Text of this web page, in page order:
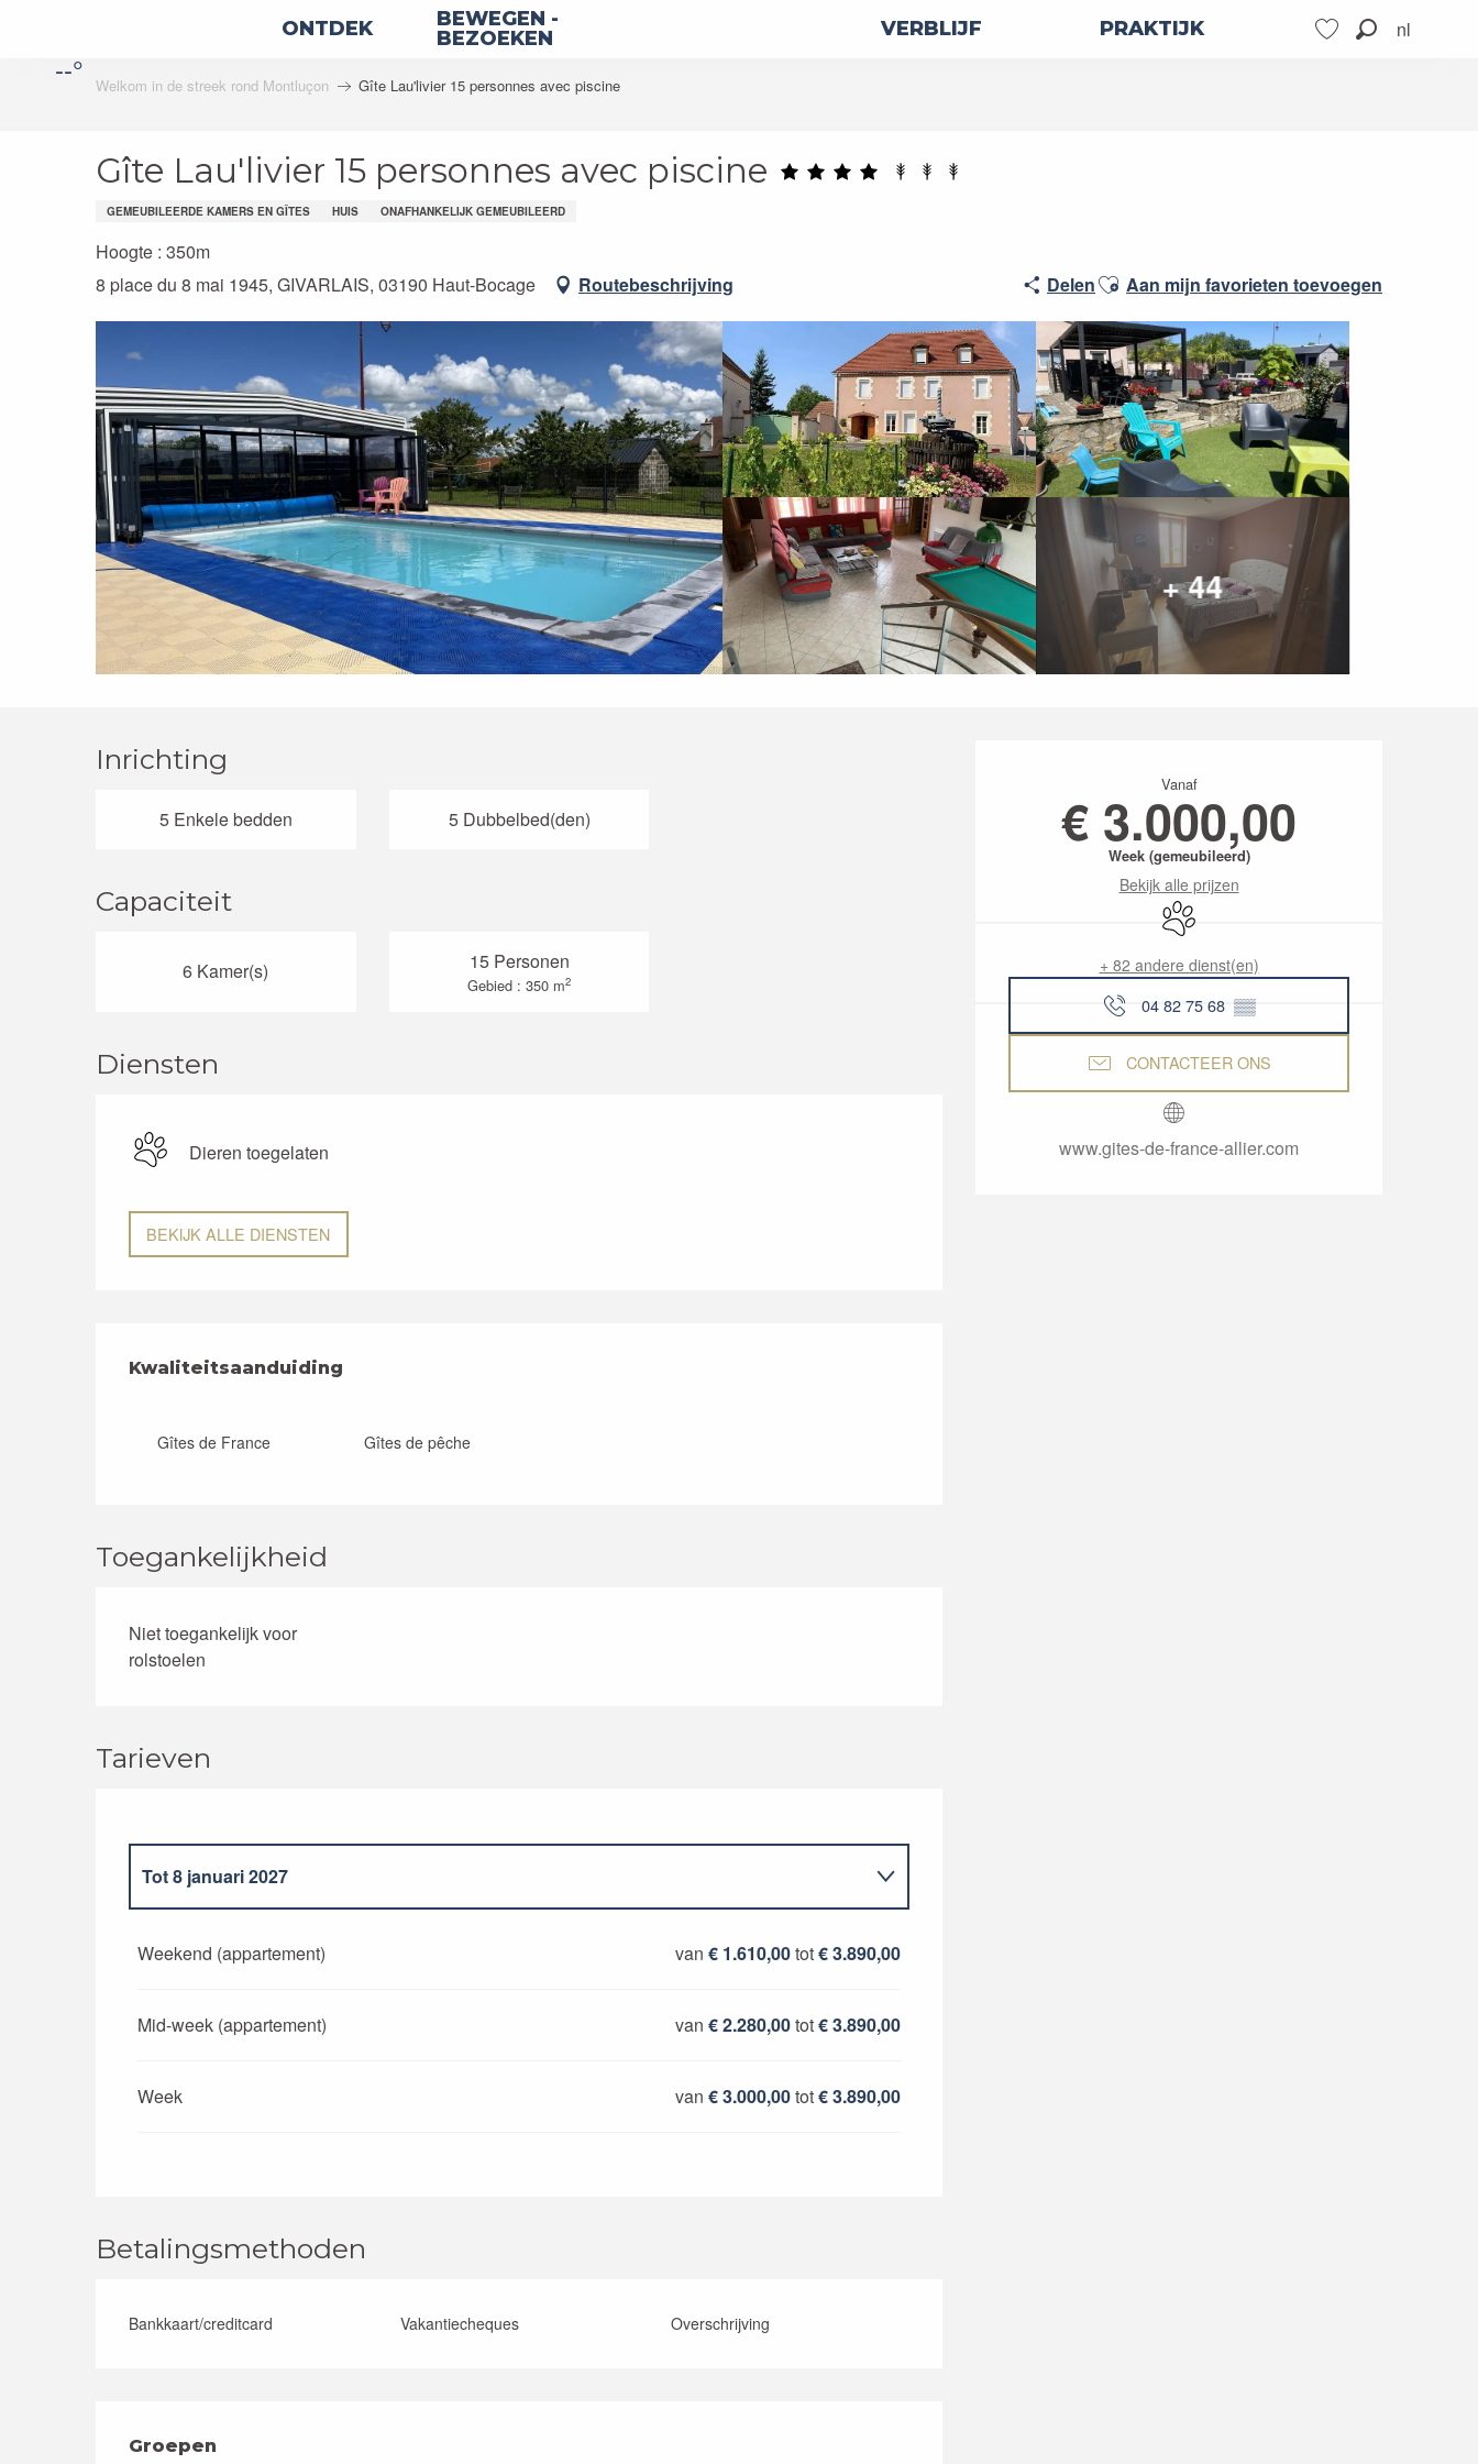
contenu
nl
--°
ONTDEK
BEWEGEN -
BEZOEKEN
VERBLIJF PRAKTIJK
Welkom in de streek rond Montluçon Gîte Lau'livier 15 personnes avec piscine
Gîte Lau'livier 15 personnes avec piscine
GEMEUBILEERDE KAMERS EN GÎTES HUIS ONAFHANKELIJK GEMEUBILEERD
Hoogte : 350m
8 place du 8 mai 1945, GIVARLAIS, 03190 Haut-Bocage
Routebeschrijving DelenAjouter aux favoris
Aan mijn favorieten toevoegen
+ 44
Openingstijden en
Vanaf
€ 3.000,00
Week (gemeubileerd)
Bekijk alle prijzen
Dieren toegelaten
+ 82 andere dienst(en)
04 82 75 68 ▒▒
CONTACTEER ONS
www.gites-de-france-allier.com
Inrichting
5 Enkele bedden 5 Dubbelbed(den)
Capaciteit
6 Kamer(s) 15 Personen
Gebied : 350 m2
Diensten
Dieren toegelaten
BEKIJK ALLE DIENSTEN
Dienstverlening
Kwaliteitsaanduiding
Kwaliteitsaanduiding
Gîtes de France Gîtes de pêche
Toegankelijkheid
Niet toegankelijk voor
rolstoelen
Tarieven
Tot8 januari 2027
Weekend (appartement) van€ 1.610,00tot€ 3.890,00
Mid-week (appartement) van€ 2.280,00tot€ 3.890,00
Week van€ 3.000,00tot€ 3.890,00
Betalingsmethoden
Bankkaart/creditcard Vakantiecheques Overschrijving
Groepen
Groepen